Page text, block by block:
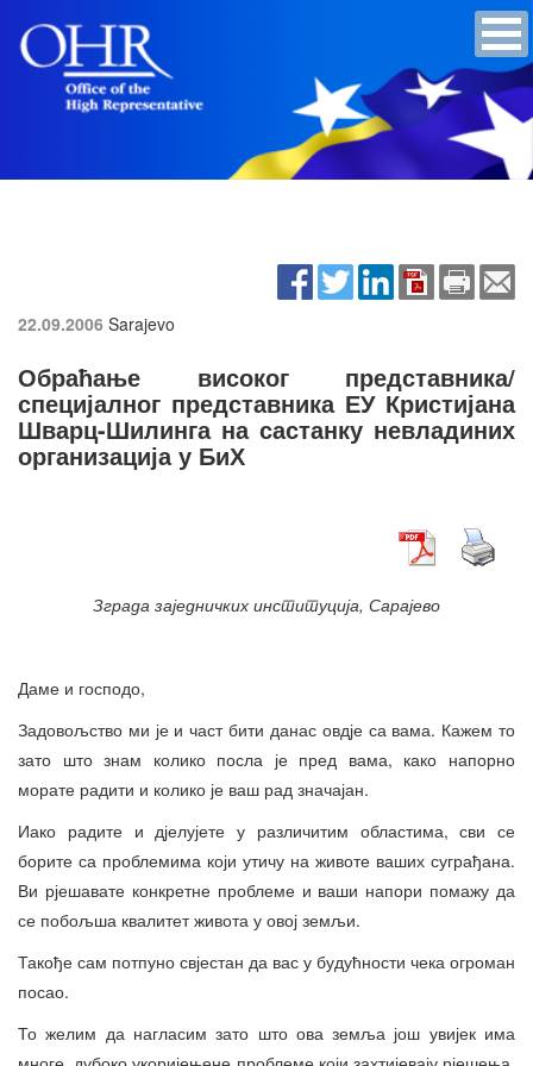
22.09.2006 Sarajevo
Обраћање високог представника/
специјалног представника ЕУ Кристијана
Шварц-Шилинга на састанку невладиних
организација у БиХ
Зграда заједничких институција, Сарајево
Даме и господо,
Задовољство ми је и част бити данас овдје са вама. Кажем то
зато што знам колико посла је пред вама, како напорно
морате радити и колико је ваш рад значајан.
Иако радите и дјелујете у различитим областима, сви се
борите са проблемима који утичу на животе ваших суграђана.
Ви рјешавате конкретне проблеме и ваши напори помажу да
се побољша квалитет живота у овој земљи.
Такође сам потпуно свјестан да вас у будућности чека огроман
посао.
То желим да нагласим зато што ова земља још увијек има